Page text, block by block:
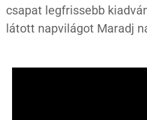
csapat legfrissebb
látott napvilágot Maradj